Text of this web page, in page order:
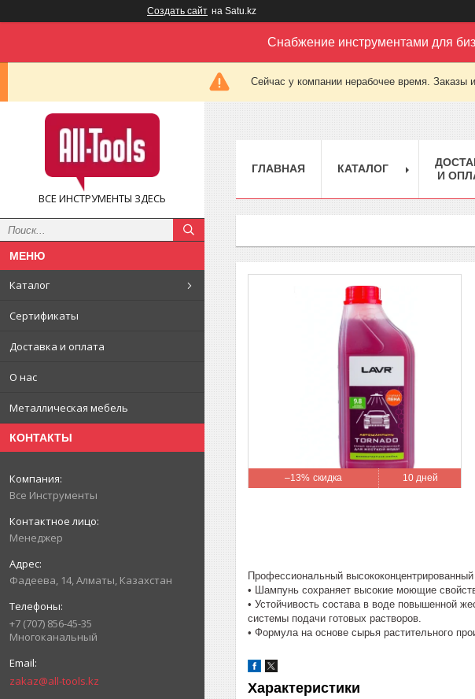
Создать сайт на Satu.kz
Снабжение инструментами для
Сейчас у компании нерабочее время. Заказы
ВСЕ ИНСТРУМЕНТЫ ЗДЕСЬ
Каталог
Сертификаты
Доставка и оплата
О нас
Металлическая мебель
КОНТАКТЫ
Все Инструменты
Менеджер
Фадеева, 14, Алматы, Казахстан
+7 (707) 856-45-35
Многоканальный
zakaz@all-tools.kz
ГЛАВНАЯ КАТАЛОГ
И
–13% 10 дней
Профессиональный
• Шампунь сохраняет высокие моющие
• Устойчивость состава в воде повышенной
системы подачи готовых растворов.
• Формула на основе сырья растительного
Характеристики